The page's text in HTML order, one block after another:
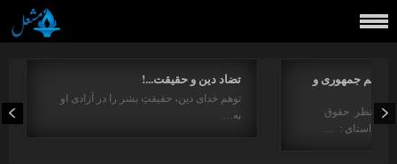
تضاد دین و حقیقت...!
توهم خدای دین، حقیقتِ بشر را در آزادی او
به…
جمهوری و
از منظر حقوق
در راستای : …